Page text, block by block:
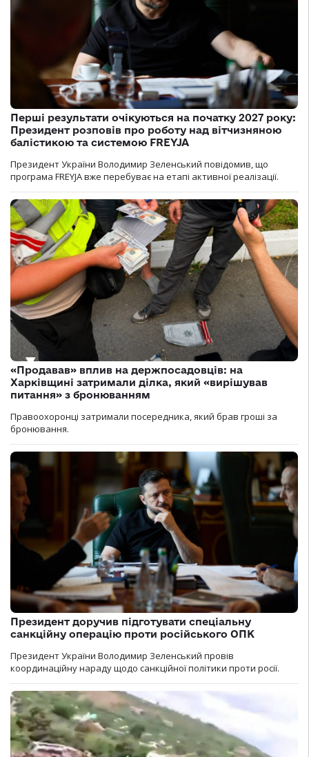
Перші результати очікуються на початку 2027 року:
Президент розповів про роботу над вітчизняною
балістикою та системою FREYJA
Президент України Володимир Зеленський повідомив, що
програма FREYJA вже перебуває на етапі активної реалізації.
«Продавав» вплив на держпосадовців: на
Харківщині затримали ділка, який «вирішував
питання» з бронюванням
Правоохоронці затримали посередника, який брав гроші за
бронювання.
Президент доручив підготувати спеціальну
санкційну операцію проти російського ОПК
Президент України Володимир Зеленський провів
координаційну нараду щодо санкційної політики проти росії.